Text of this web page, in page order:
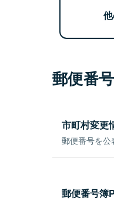
郵便番
市町村変更
郵便番号を公
郵便番号簿